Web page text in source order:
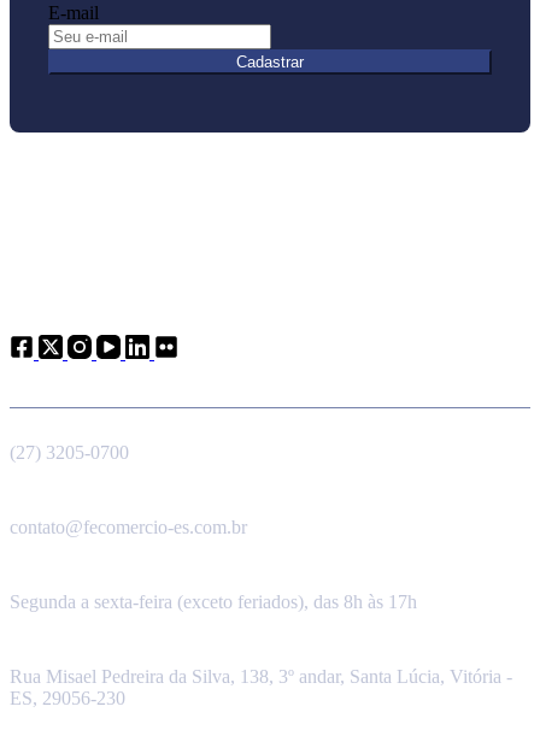
E-mail
Cadastrar
(27) 3205-0700
contato@fecomercio-es.com.br
Segunda a sexta-feira (exceto feriados), das 8h às 17h
Rua Misael Pedreira da Silva, 138, 3º andar, Santa Lúcia, Vitória -
ES, 29056-230